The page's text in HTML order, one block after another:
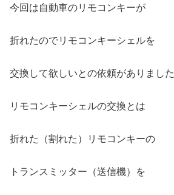
今回は自動車のリモコンキーが
折れたのでリモコンキーシェルを
交換して欲しいとの依頼がありました
リモコンキーシェルの交換とは
折れた（割れた）リモコンキーの
トランスミッター（送信機）を